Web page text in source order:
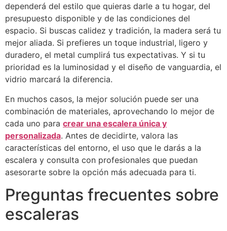
dependerá del estilo que quieras darle a tu hogar, del
presupuesto disponible y de las condiciones del
espacio. Si buscas calidez y tradición, la madera será tu
mejor aliada. Si prefieres un toque industrial, ligero y
duradero, el metal cumplirá tus expectativas. Y si tu
prioridad es la luminosidad y el diseño de vanguardia, el
vidrio marcará la diferencia.
En muchos casos, la mejor solución puede ser una
combinación de materiales, aprovechando lo mejor de
cada uno para crear una escalera única y
personalizada. Antes de decidirte, valora las
características del entorno, el uso que le darás a la
escalera y consulta con profesionales que puedan
asesorarte sobre la opción más adecuada para ti.
Preguntas frecuentes sobre
escaleras